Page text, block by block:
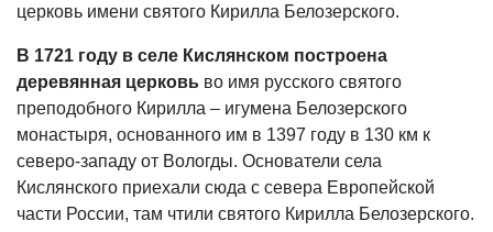
церковь имени святого Кирилла Белозерского.
В 1721 году в селе Кислянском построена
деревянная церковь во имя русского святого
преподобного Кирилла – игумена Белозерского
монастыря, основанного им в 1397 году в 130 км к
северо-западу от Вологды. Основатели села
Кислянского приехали сюда с севера Европейской
части России, там чтили святого Кирилла Белозерского.